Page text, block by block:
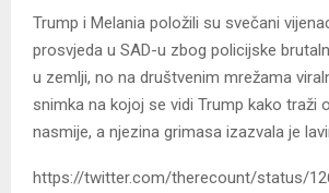
Trump i Melania položili su svečani
prosvjeda u SAD-u zbog policijske
u zemlji, no na društvenim mrežama
snimka na kojoj se vidi Trump kako traži
nasmije, a njezina grimasa izazvala je
https://twitter.com/therecount/status/